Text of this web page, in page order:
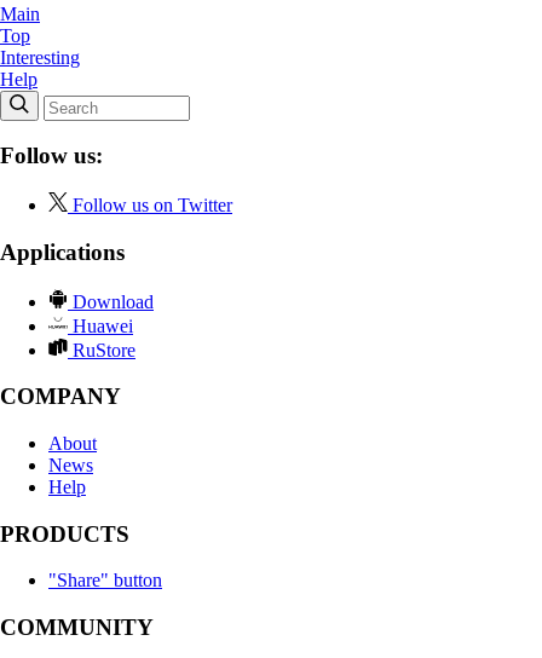
Main
Top
Interesting
Help
Follow us:
Follow us on Twitter
Applications
Download
Huawei
RuStore
COMPANY
About
News
Help
PRODUCTS
"Share" button
COMMUNITY